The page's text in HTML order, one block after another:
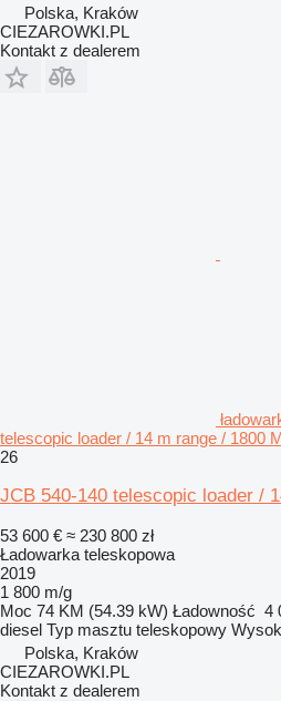
Polska, Kraków
CIEZAROWKI.PL
Kontakt z dealerem
telescopic loader / 14 m range / 1800
26
JCB 540-140 telescopic loader /
53 600 € ≈ 230 800 zł
Ładowarka teleskopowa
2019
1 800 m/g
Moc 74 KM (54.39 kW) Ładowność 4
diesel Typ masztu teleskopowy
Polska, Kraków
CIEZAROWKI.PL
Kontakt z dealerem